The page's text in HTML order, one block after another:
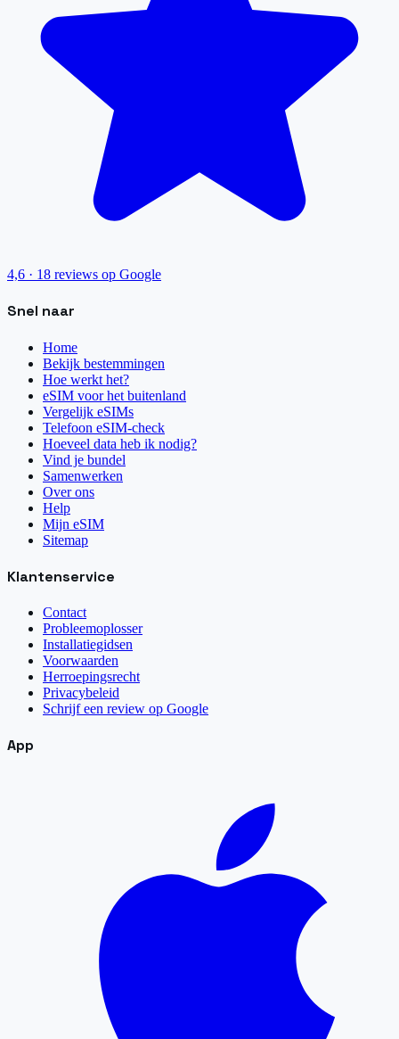
4,6 · 18 reviews op Google
Snel naar
Home
Bekijk bestemmingen
Hoe werkt het?
eSIM voor het buitenland
Vergelijk eSIMs
Telefoon eSIM-check
Hoeveel data heb ik nodig?
Vind je bundel
Samenwerken
Over ons
Help
Mijn eSIM
Sitemap
Klantenservice
Contact
Probleemoplosser
Installatiegidsen
Voorwaarden
Herroepingsrecht
Privacybeleid
Schrijf een review op Google
App